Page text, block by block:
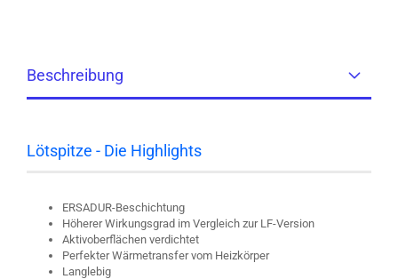
Beschreibung
Lötspitze - Die Highlights
ERSADUR-Beschichtung
Höherer Wirkungsgrad im Vergleich zur LF-Version
Aktivoberflächen verdichtet
Perfekter Wärmetransfer vom Heizkörper
Langlebig